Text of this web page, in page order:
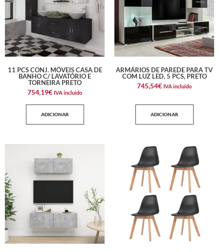
11 PCS CONJ. MÓVEIS CASA DE
BANHO C/ LAVATÓRIO E
TORNEIRA PRETO
754,19€ IVA incluido
ADICIONAR
ARMÁRIOS DE PAREDE PARA TV
COM LUZ LED, 5 PCS, PRETO
745,54€ IVA incluido
ADICIONAR